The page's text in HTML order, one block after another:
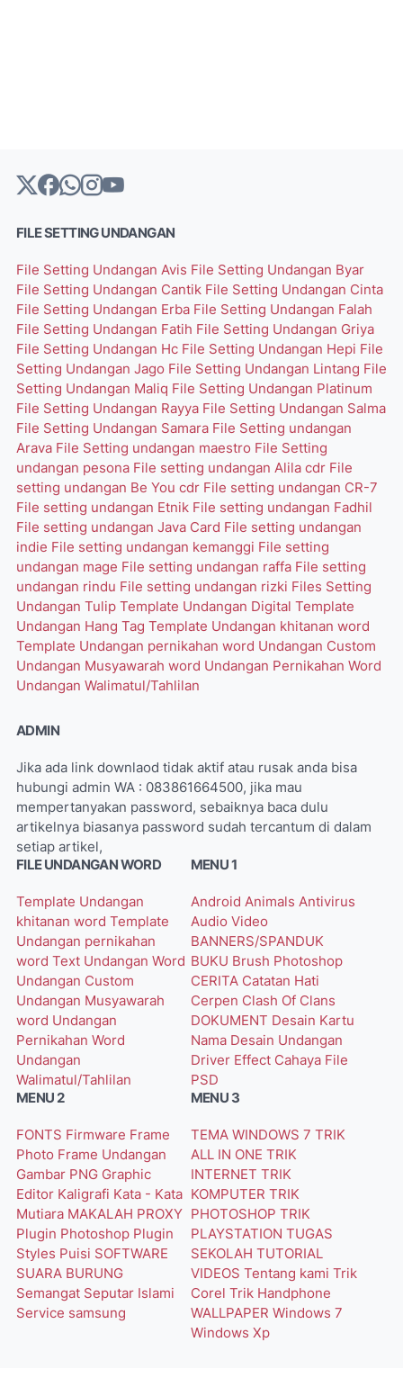
FILE SETTING UNDANGAN
File Setting Undangan Avis File Setting Undangan Byar
File Setting Undangan Cantik File Setting Undangan Cinta
File Setting Undangan Erba File Setting Undangan Falah
File Setting Undangan Fatih File Setting Undangan Griya
File Setting Undangan Hc File Setting Undangan Hepi File
Setting Undangan Jago File Setting Undangan Lintang File
Setting Undangan Maliq File Setting Undangan Platinum
File Setting Undangan Rayya File Setting Undangan Salma
File Setting Undangan Samara File Setting undangan
Arava File Setting undangan maestro File Setting
undangan pesona File setting undangan Alila cdr File
setting undangan Be You cdr File setting undangan CR-7
File setting undangan Etnik File setting undangan Fadhil
File setting undangan Java Card File setting undangan
indie File setting undangan kemanggi File setting
undangan mage File setting undangan raffa File setting
undangan rindu File setting undangan rizki Files Setting
Undangan Tulip Template Undangan Digital Template
Undangan Hang Tag Template Undangan khitanan word
Template Undangan pernikahan word Undangan Custom
Undangan Musyawarah word Undangan Pernikahan Word
Undangan Walimatul/Tahlilan
ADMIN
Jika ada link downlaod tidak aktif atau rusak anda bisa
hubungi admin WA : 083861664500, jika mau
mempertanyakan password, sebaiknya baca dulu
artikelnya biasanya password sudah tercantum di dalam
setiap artikel,
FILE UNDANGAN WORD
Template Undangan
khitanan word Template
Undangan pernikahan
word Text Undangan Word
Undangan Custom
Undangan Musyawarah
word Undangan
Pernikahan Word
Undangan
Walimatul/Tahlilan
MENU 1
Android Animals Antivirus
Audio Video
BANNERS/SPANDUK
BUKU Brush Photoshop
CERITA Catatan Hati
Cerpen Clash Of Clans
DOKUMENT Desain Kartu
Nama Desain Undangan
Driver Effect Cahaya File
PSD
MENU 2
FONTS Firmware Frame
Photo Frame Undangan
Gambar PNG Graphic
Editor Kaligrafi Kata - Kata
Mutiara MAKALAH PROXY
Plugin Photoshop Plugin
Styles Puisi SOFTWARE
SUARA BURUNG
Semangat Seputar Islami
Service samsung
MENU 3
TEMA WINDOWS 7 TRIK
ALL IN ONE TRIK
INTERNET TRIK
KOMPUTER TRIK
PHOTOSHOP TRIK
PLAYSTATION TUGAS
SEKOLAH TUTORIAL
VIDEOS Tentang kami Trik
Corel Trik Handphone
WALLPAPER Windows 7
Windows Xp